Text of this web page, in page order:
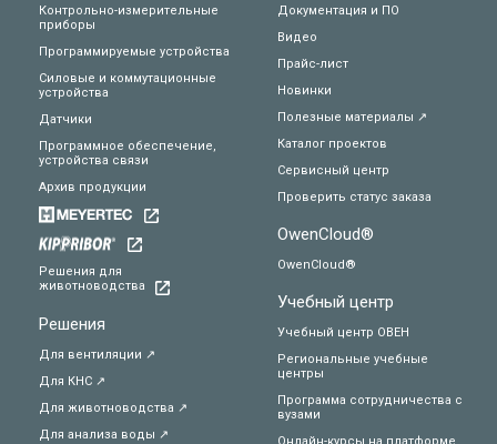
Контрольно-измерительные
приборы
Программируемые устройства
Силовые и коммутационные
устройства
Датчики
Программное обеспечение,
устройства связи
Архив продукции
Решения для
животноводства
Решения
Для вентиляции ↗
Для КНС ↗
Для животноводства ↗
Для анализа воды ↗
Документация и ПО
Видео
Прайс-лист
Новинки
Полезные материалы ↗
Каталог проектов
Сервисный центр
Проверить статус заказа
OwenCloud®
OwenCloud®
Учебный центр
Учебный центр ОВЕН
Региональные учебные
центры
Программа сотрудничества с
вузами